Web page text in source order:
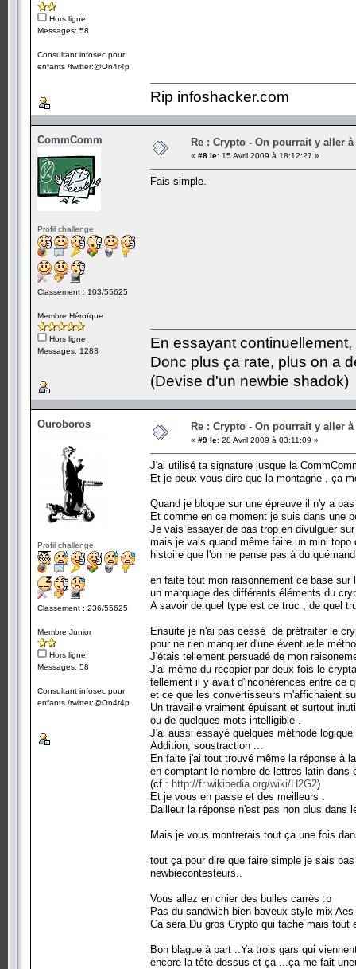
Hors ligne
Messages: 58
Consultant infosec pour
enfants /twitter:@On4r4p
Rip infoshacker.com
CommComm
Profil challenge
Classement : 103/55625
Membre Héroïque
Hors ligne
Messages: 1283
Re : Crypto - On pourrait y aller
« #8 le: 15 Avril 2009 à 18:12:27 »
Fais simple.
En essayant
Donc plus ça rate, plus on a
(Devise d'un newbie shadok)
Ouroboros
Profil challenge
Classement : 236/55625
Membre Junior
Hors ligne
Messages: 58
Consultant infosec pour
enfants /twitter:@On4r4p
Re : Crypto - On pourrait y aller
« #9 le: 28 Avril 2009 à 03:11:09 »
J'ai utilisé ta signature jusque la
Et je peux vous dire que la montagne , ça
Quand je bloque sur une épreuve il n'y a
Et comme en ce moment je suis dans une
Je vais essayer de pas trop en divulguer
mais je vais quand même faire un mini topo
histoire que l'on ne pense pas à du
en faite tout mon raisonnement ce base sur
un marquage des différents éléments du
A savoir de quel type est ce truc , de quel
Ensuite je n'ai pas cessé de prétraiter le
pour ne rien manquer d'une éventuelle
J'étais tellement persuadé de mon
J'ai même du recopier par deux fois le
tellement il y avait d'incohérences entre ce
et ce que les convertisseurs m'affichaient
Un travaille vraiment épuisant et surtout
ou de quelques mots intelligible .
J'ai aussi essayé quelques méthode
Addition, soustraction ...
En faite j'ai tout trouvé même la réponse à
en comptant le nombre de lettres latin
(cf : http://fr.wikipedia.org/wiki/H2G2)
Et je vous en passe et des meilleurs .
Dailleur la réponse n'est pas non plus
Mais je vous montrerais tout ça une fois
tout ça pour dire que faire simple je sais
newbiecontesteurs..
Vous allez en chier des bulles carrès :p
Pas du sandwich bien baveux style mix
Ca sera Du gros Crypto qui tache mais tout
Bon blague à part ..Ya trois gars qui
encore la tête dessus et ça ...ça me fait